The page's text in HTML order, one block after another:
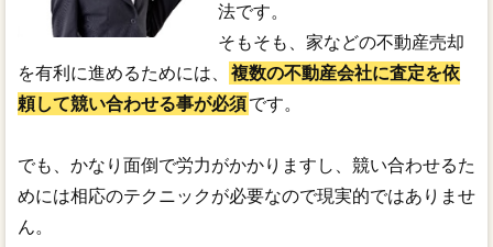
法です。
そもそも、家などの不動産売却
を有利に進めるためには、
複数の不動産会社に査定を依
頼して競い合わせる事が必須です。
でも、かなり面倒で労力がかかりますし、競い合わせるた
めには相応のテクニックが必要なので現実的ではありませ
ん。